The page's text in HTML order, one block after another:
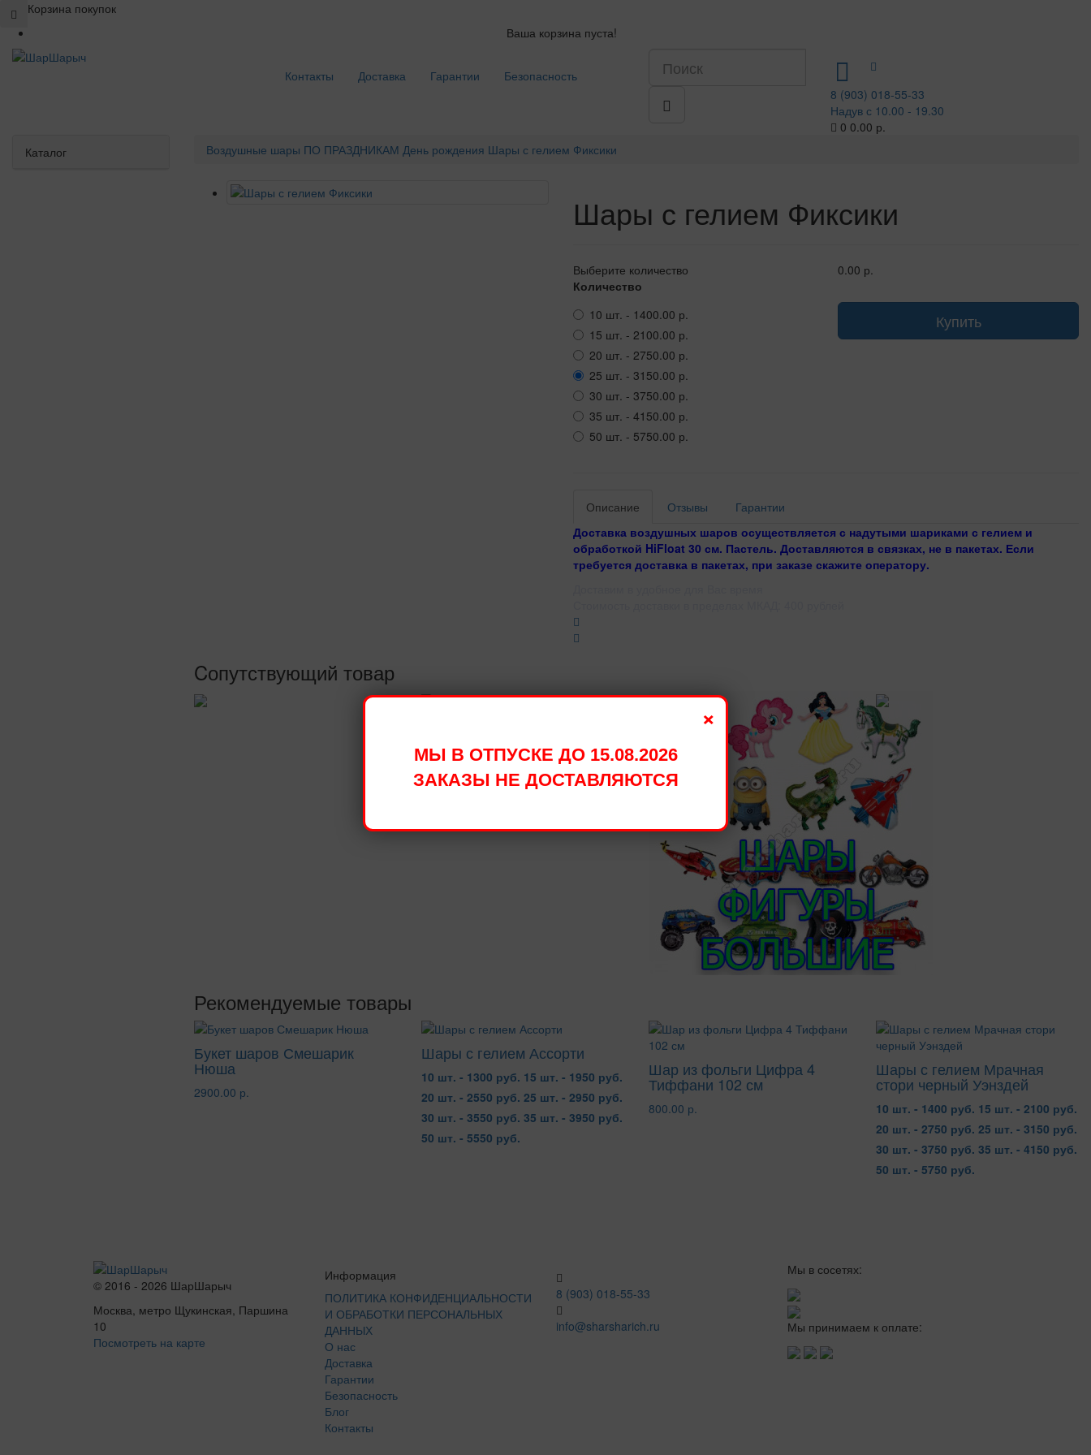
Корзина покупок
Ваша корзина пуста!
Контакты Доставка Гарантии
Безопасность
8 (903) 018-55-33
Надув с 10.00 - 19.30
0 0.00 р.
Каталог
Воздушные шары ПО ПРАЗДНИКАМ День рождения Шары с гелием Фиксики
Шары с гелием Фиксики
Выберите количество
Количество
10 шт. - 1400.00 р.
15 шт. - 2100.00 р.
20 шт. - 2750.00 р.
25 шт. - 3150.00 р.
30 шт. - 3750.00 р.
35 шт. - 4150.00 р.
50 шт. - 5750.00 р.
0.00 р.
Купить
Описание Отзывы
Гарантии
Доставка воздушных шаров осуществляется с надутыми шариками с гелием и
обработкой HiFloat 30 см. Пастель. Доставляются в связках, не в пакетах. Если
требуется доставка в пакетах, при заказе скажите оператору.
Cопутствующий товар
Рекомендуемые товары
Букет шаров Смешарик
Нюша
2900.00 р.
Шары с гелием Ассорти
10 шт. - 1300 руб. 15 шт. - 1950 руб.
20 шт. - 2550 руб. 25 шт. - 2950 руб.
30 шт. - 3550 руб. 35 шт. - 3950 руб.
50 шт. - 5550 руб.
Шар из фольги Цифра 4
Тиффани 102 см
800.00 р.
Шары с гелием Мрачная
стори черный Уэнздей
10 шт. - 1400 руб. 15 шт. - 2100 руб.
20 шт. - 2750 руб. 25 шт. - 3150 руб.
30 шт. - 3750 руб. 35 шт. - 4150 руб.
50 шт. - 5750 руб.
© 2016 - 2026 ШарШарыч
Москва, метро Щукинская, Паршина
10
Посмотреть на карте
Информация
ПОЛИТИКА КОНФИДЕНЦИАЛЬНОСТИ
И ОБРАБОТКИ ПЕРСОНАЛЬНЫХ
ДАННЫХ
О нас
Доставка
Гарантии
Безопасность
Блог
Контакты
8 (903) 018-55-33
info@sharsharich.ru
Мы в сосетях:
Мы принимаем к оплате:
×
МЫ В ОТПУСКЕ ДО 15.08.2026
ЗАКАЗЫ НЕ ДОСТАВЛЯЮТСЯ